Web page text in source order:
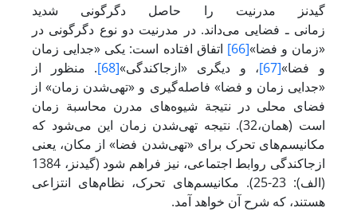
گیدنز مدرنیت را حاصل دگرگونی شدید
زمانی ـ فضایی می‌داند. در مدرنیت دو نوع دگرگونی در
«زمان و فضا»[66]
اتفاق افتاده است: یکی «جدایی زمان
و فضا»[67] ، و دیگری «ازجاکندگی»[68]
. منظور از
«جدایی زمان و فضا» فاصله‌گیری و «تهی‌شدن زمان» از
فضای محلی در نتیجة شیوه‌های مدرن محاسبة زمان
است (همان،32). نتیجه تهی‌شدن زمان این می‌شود که
مکانیسم‌های تحرک برای «تهی‌شدن فضا» از مکان، یعنی
ازجاکندگی روابط اجتماعی، نیز فراهم شود (گیدنز، 1384
(الف): 23-25). مکانیسم‌های تحرک، نظام‌های انتزاعی
هستند، که شرح آن خواهد آمد.